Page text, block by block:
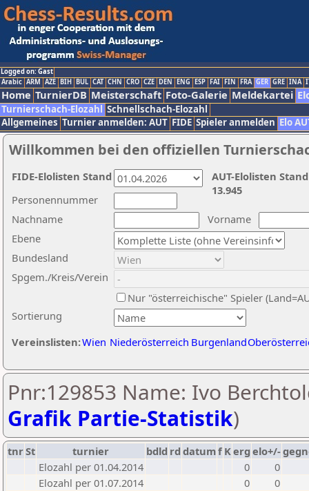
Logged on: Gast
Arabic ARM AZE BIH BUL CAT CHN CRO CZE DEN ENG ESP FAI FIN FRA GER GRE INA
Home TurnierDB Meisterschaft Foto-Galerie Meldekartei
Turnierschach-Elozahl Schnellschach-Elozahl
Allgemeines Turnier anmelden: AUT FIDE Spieler anmelden Elo
Willkommen bei den offiziellen
Nachname
Vorname
Ebene
Sortierung
Personennummer
Bundesland
Spgem./Kreis/Verein
Nur "österreichische" Spieler
Vereinslisten:Wien Niederösterreich Burgenland
AUT-Elolisten
13.945
FIDE-Elolisten Stand
Pnr:129853 Name: Ivo
Grafik Partie-Statistik)
tnrSt turnier bdld rd datumf Kerg elo+/-
Elozahl per 01.04.2014
0
0
Elozahl per 01.07.2014
0
0